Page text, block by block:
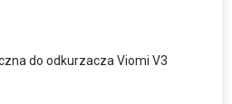
do odkurzacza Viomi V3